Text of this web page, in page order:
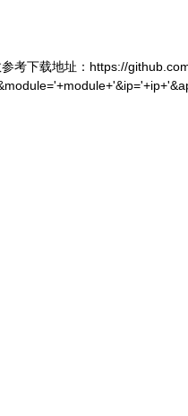
考下载地址：https://